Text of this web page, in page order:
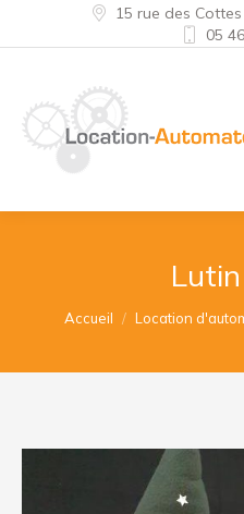
15 rue des
05
Vous êtes ici :
Accueil Location